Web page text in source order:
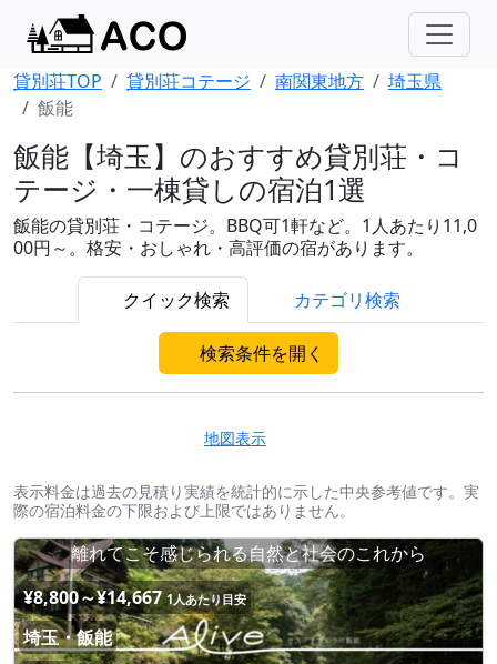
貸別荘TOP 貸別荘コテージ 南関東地方
埼玉県
飯能
飯能【埼玉】のおすすめ貸別荘・コ
テージ・一棟貸しの宿泊1選
飯能の貸別荘・コテージ。BBQ可1軒など。1人あたり11,0
00円～。格安・おしゃれ・高評価の宿があります。
クイック検索 カテゴリ検索
検索条件を開く
地図表示
表示料金は過去の見積り実績を統計的に示した中央参考値です。実
際の宿泊料金の下限および上限ではありません。
離れてこそ感じられる自然と社会のこれから
¥8,800～¥14,667 1人あたり目安
埼玉・飯能